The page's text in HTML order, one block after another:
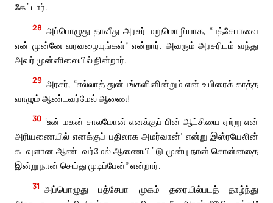
கேட்டார்.
28 அப்பொழுது தாவீது அரசர் மறுமொழியாக, “பத்சேபாவை
என் முன்னே வரவழையுங்கள்” என்றார். அவரும் அரசரிடம் வந்து
அவர் முன்னிலையில் நின்றார்.
29 அரசர், “எல்லாத் துன்பங்களினின்றும் என் உயிரைக் காத்த
வாழும் ஆண்டவர்மேல் ஆணை!
30 ‘உன் மகன் சாலமோன் எனக்குப் பின் ஆட்சியை ஏற்று என்
அரியணையில் எனக்குப் பதிலாக அமர்வான்’ என்று இஸ்ரயேலின்
கடவுளான ஆண்டவர்மேல் ஆணையிட்டு முன்பு நான் சொன்னதை
இன்று நான் செய்து முடிப்பேன்” என்றார்.
31 அப்பொழுது பத்சேபா முகம் தரையில்படத் தாழ்ந்து